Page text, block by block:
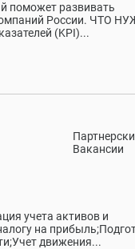
поможет развивать
России. ЧТО
(KPI)...
Вакансии
учета активов и
на
движения...